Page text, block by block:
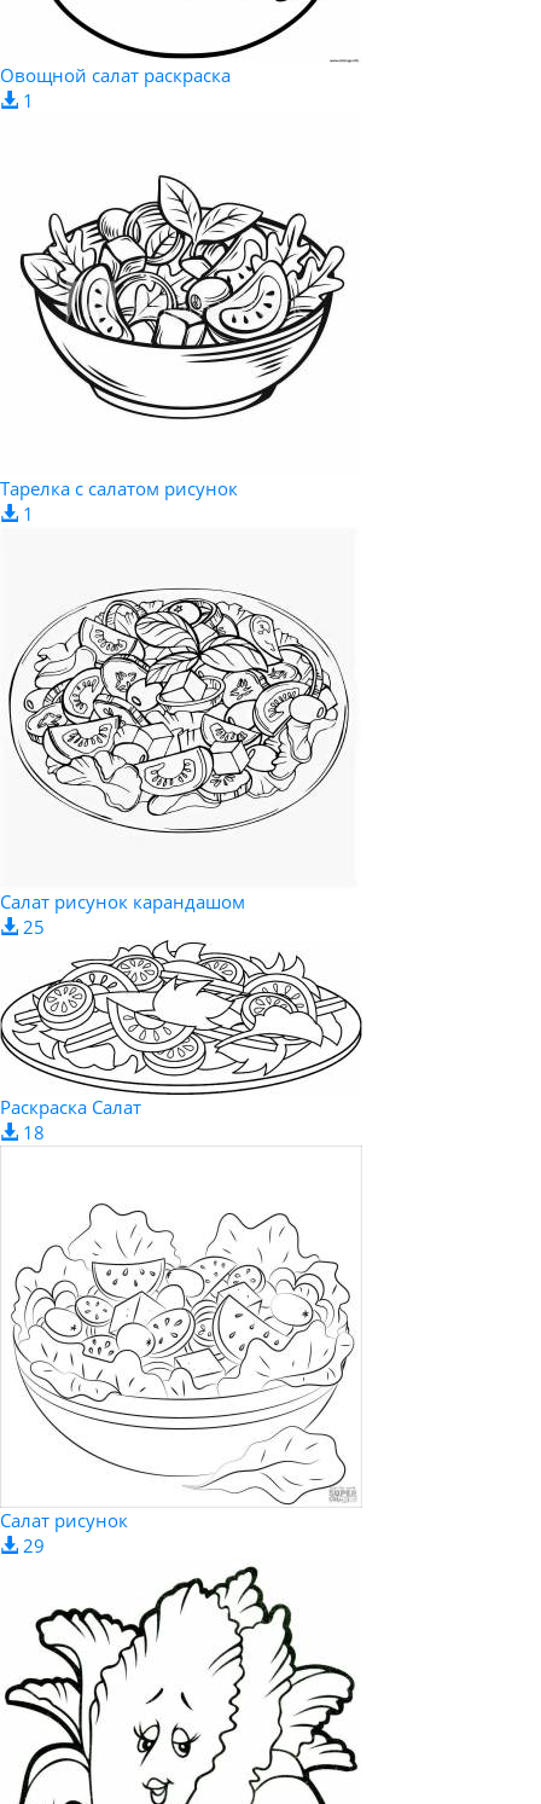
Овощной салат раскраска
1
Тарелка с салатом рисунок
1
Салат рисунок карандашом
25
Раскраска Салат
18
Салат рисунок
29